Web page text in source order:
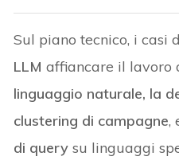
Sul piano tecnico, i casi
LLM affiancare il
linguaggio naturale, la
clustering di campagne,
di query su linguaggi